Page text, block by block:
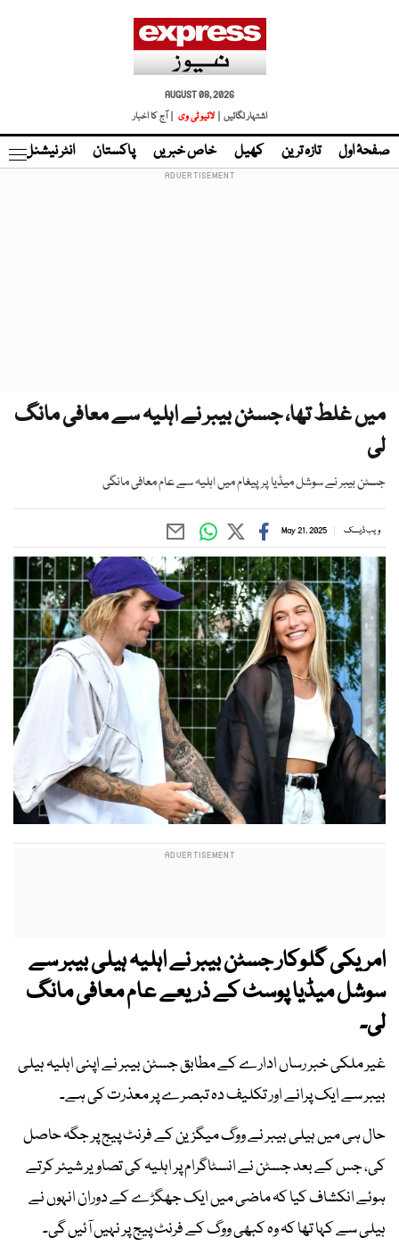
AUGUST 08, 2026
اشتہار لگائیں |
لائیو ٹی وی | آج کا اخبار
صفحۂ اول تازہ ترین کھیل خاص خبریں پاکستان انٹر نیشنل
میں غلط تھا، جسٹن بیبر نے اہلیہ سے معافی مانگ
لی
جسٹن بیبر نے سوشل میڈیا پر پیغام میں اہلیہ سے عام معافی مانگی
ویب ڈیسک May 21, 2025
امریکی گلوکار جسٹن بیبر نے اہلیہ ہیلی بیبر سے
سوشل میڈیا پوسٹ کے ذریعے عام معافی مانگ
لی۔
غیر ملکی خبر رساں ادارے کے مطابق جسٹن بیبر نے اپنی اہلیہ ہیلی
بیبر سے ایک پرانے اور تکلیف دہ تبصرے پر معذرت کی ہے۔
حال ہی میں ہیلی بیبر نے ووگ میگزین کے فرنٹ پیج پر جگہ حاصل
کی، جس کے بعد جسٹن نے انسٹاگرام پر اہلیہ کی تصاویر شیئر کرتے
ہوئے انکشاف کیا کہ ماضی میں ایک جھگڑے کے دوران انہوں نے
ہیلی سے کہا تھا کہ وہ کبھی ووگ کے فرنٹ پیج پر نہیں آئیں گی۔